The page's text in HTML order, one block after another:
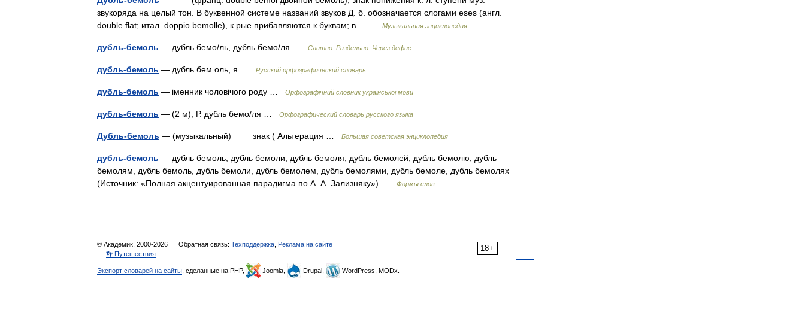
звукоряда на целый тон. B буквенной системе названий звуков Д. б. обозначается слогами eses (англ.
double flat; итал. doppio bemolle), к рые прибавляются к буквам; в… …
Музыкальная энциклопедия
дубль-бемоль — дубль бемо/ль, дубль бемо/ля … Слитно. Раздельно. Через дефис.
дубль-бемоль — дубль бем оль, я … Русский орфографический словарь
дубль-бемоль — іменник чоловічого роду … Орфографічний словник української мови
дубль-бемоль — (2 м), Р. дубль бемо/ля … Орфографический словарь русского языка
Дубль-бемоль — (музыкальный) знак ( Альтерация … Большая советская энциклопедия
дубль-бемоль — дубль бемоль, дубль бемоли, дубль бемоля, дубль бемолей, дубль бемолю, дубль
бемолям, дубль бемоль, дубль бемоли, дубль бемолем, дубль бемолями, дубль бемоле, дубль бемолях
(Источник: «Полная акцентуированная парадигма по А. А. Зализняку») …
Формы слов
18+
© Академик, 2000-2026 Обратная связь: Техподдержка Реклама на сайте
👣 Путешествия
Экспорт словарей на сайты , сделанные на PHP, Joomla, Drupal, WordPress, MODx.